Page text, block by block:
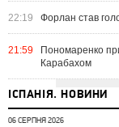
22:19 Форлан став
21:59
Пономаренко
Карабахом
ІСПАНІЯ. НОВИНИ
06 СЕРПНЯ 2026